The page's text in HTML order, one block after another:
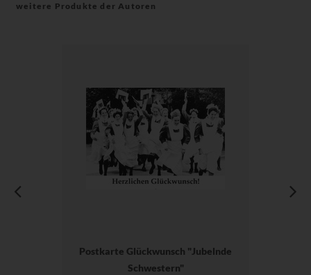
weitere Produkte der Autoren
Postkarte Glückwunsch "Jubelnde
Schwestern"